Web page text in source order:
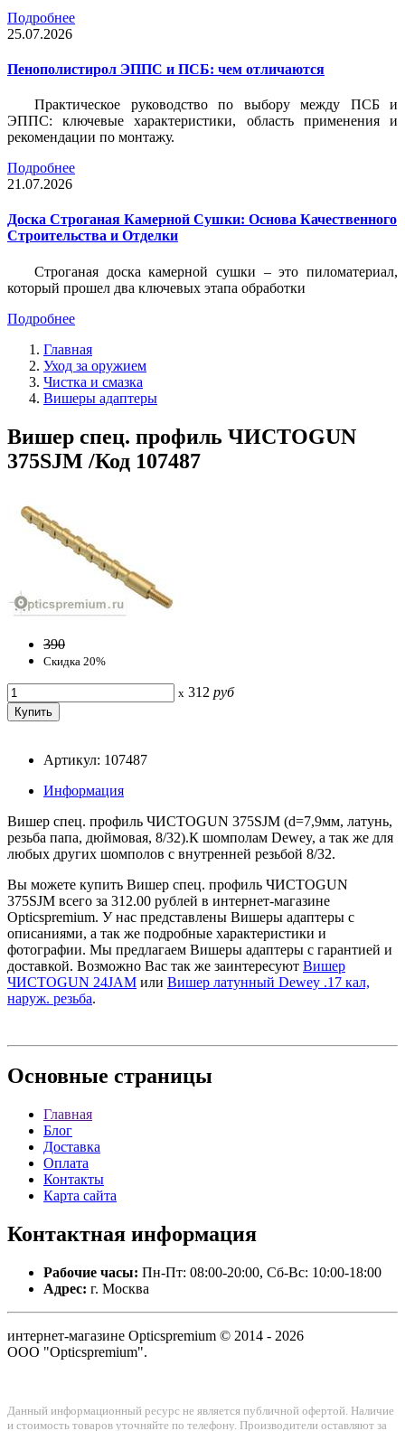
Подробнее
25.07.2026
Пенополистирол ЭППС и ПСБ: чем отличаются
Практическое руководство по выбору между ПСБ и
ЭППС: ключевые характеристики, область применения и
рекомендации по монтажу.
Подробнее
21.07.2026
Доска Строганая Камерной Сушки: Основа Качественного
Строительства и Отделки
Строганая доска камерной сушки – это пиломатериал,
который прошел два ключевых этапа обработки
Подробнее
Главная
Уход за оружием
Чистка и смазка
Вишеры адаптеры
Вишер спец. профиль ЧИСТОGUN
375SJM /Код 107487
390
Скидка 20%
x 312 руб
Артикул: 107487
Информация
Вишер спец. профиль ЧИСТОGUN 375SJM (d=7,9мм, латунь,
резьба папа, дюймовая, 8/32).К шомполам Dewey, а так же для
любых других шомполов с внутренней резьбой 8/32.
Вы можете купить Вишер спец. профиль ЧИСТОGUN
375SJM всего за 312.00 рублей в интернет-магазине
Opticspremium. У нас представлены Вишеры адаптеры с
описаниями, а так же подробные характеристики и
фотографии. Мы предлагаем Вишеры адаптеры с гарантией и
доставкой. Возможно Вас так же заинтересуют Вишер
ЧИСТОGUN 24JAM или Вишер латунный Dewey .17 кал,
наруж. резьба.
Основные страницы
Главная
Блог
Доставка
Оплата
Контакты
Карта сайта
Контактная информация
Рабочие часы: Пн-Пт: 08:00-20:00, Сб-Вс: 10:00-18:00
Адрес: г. Москва
интернет-магазине Opticspremium © 2014 - 2026
ООО "Opticspremium".
Данный информационный ресурс не является публичной офертой. Наличие
и стоимость товаров уточняйте по телефону. Производители оставляют за